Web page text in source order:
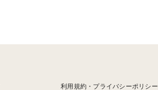
利用規約・プライバシーポリシー